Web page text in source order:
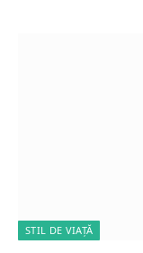
STIL DE VIAȚĂ